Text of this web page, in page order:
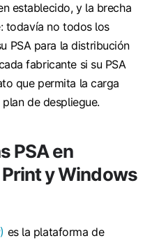
establecido, y la brecha
todavía no todos los
PSA para la distribución
fabricante si su PSA
que permita la carga
de despliegue.
PSA en
y Windows
es la plataforma de